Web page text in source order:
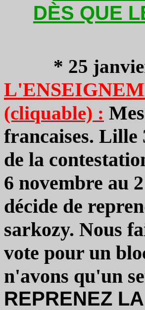
DÈS QUE
* 25
(cliquable) :
francaises. Lille
de la
6 novembre au
décide de
sarkozy. Nous
vote pour un
n'avons qu'un
REPRENEZ